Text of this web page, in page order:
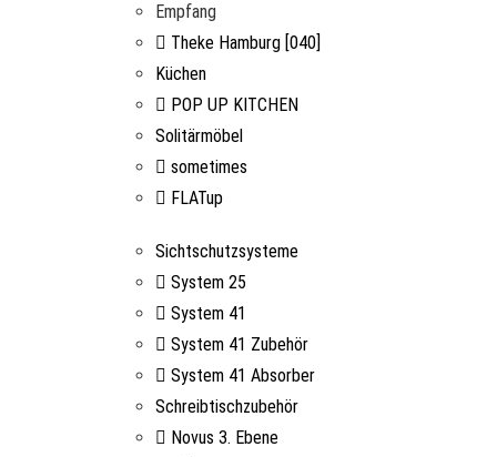
Empfang
Theke Hamburg [040]
Küchen
POP UP KITCHEN
Solitärmöbel
sometimes
FLATup
Sichtschutzsysteme
System 25
System 41
System 41 Zubehör
System 41 Absorber
Schreibtischzubehör
Novus 3. Ebene